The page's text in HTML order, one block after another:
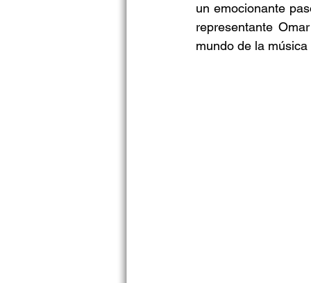
un emocionante
representante
mundo de la